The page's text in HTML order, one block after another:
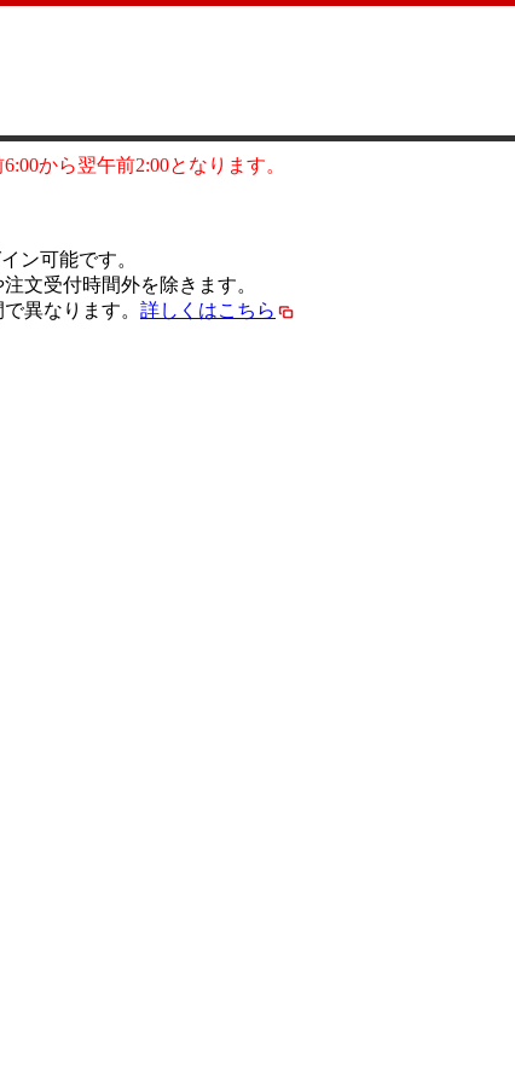
から翌午前2:00となります。
ン可能です。
文受付時間外を除きます。
異なります。 詳しくはこちら